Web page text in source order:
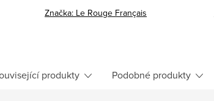
Značka: Le Rouge Français
produkty Podobné produkty